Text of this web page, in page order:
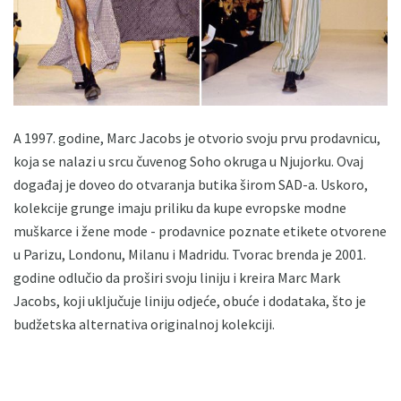
A 1997. godine, Marc Jacobs je otvorio svoju prvu prodavnicu,
koja se nalazi u srcu čuvenog Soho okruga u Njujorku. Ovaj
događaj je doveo do otvaranja butika širom SAD-a. Uskoro,
kolekcije grunge imaju priliku da kupe evropske modne
muškarce i žene mode - prodavnice poznate etikete otvorene
u Parizu, Londonu, Milanu i Madridu. Tvorac brenda je 2001.
godine odlučio da proširi svoju liniju i kreira Marc Mark
Jacobs, koji uključuje liniju odjeće, obuće i dodataka, što je
budžetska alternativa originalnoj kolekciji.